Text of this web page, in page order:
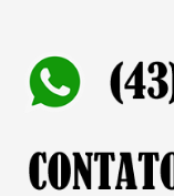
a
p
o